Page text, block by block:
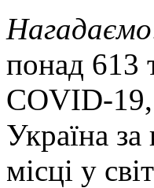
понад 613
COVID-19,
Україна
місці у